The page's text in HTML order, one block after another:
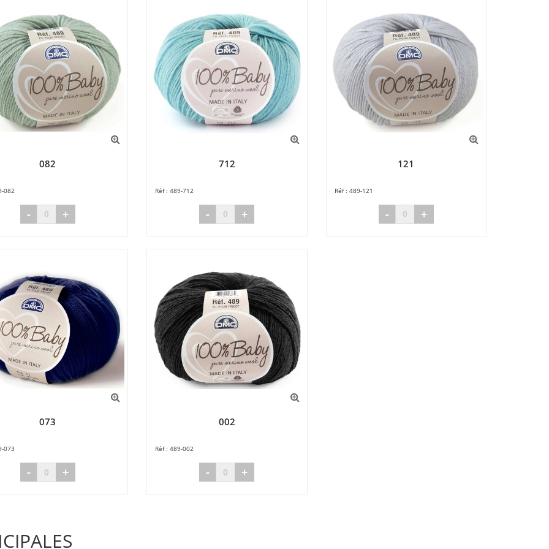
082
082
- +
712
489-712
- +
121
489-121
- +
073
073
- +
002
489-002
- +